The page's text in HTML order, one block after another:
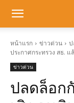
หน้าแรก ข่าวด่วน
ป
ประกาศกระทรวง สธ. แ
ข่าวด่วน
ปลดล็อก